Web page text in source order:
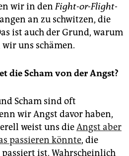
wir in denFight-or-Flight-
an zu schwitzen, die
ist auch der Grund, warum
uns schämen.
die Scham von der Angst?
Scham sind oft
wir Angst davor haben,
weist uns dieAngst aber
passieren könnte, die
passiert ist. Wahrscheinlich